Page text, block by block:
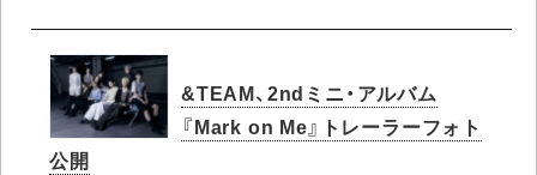
&TEAM、2ndミニ・アルバム
『Mark on Me』トレーラーフォト
公開